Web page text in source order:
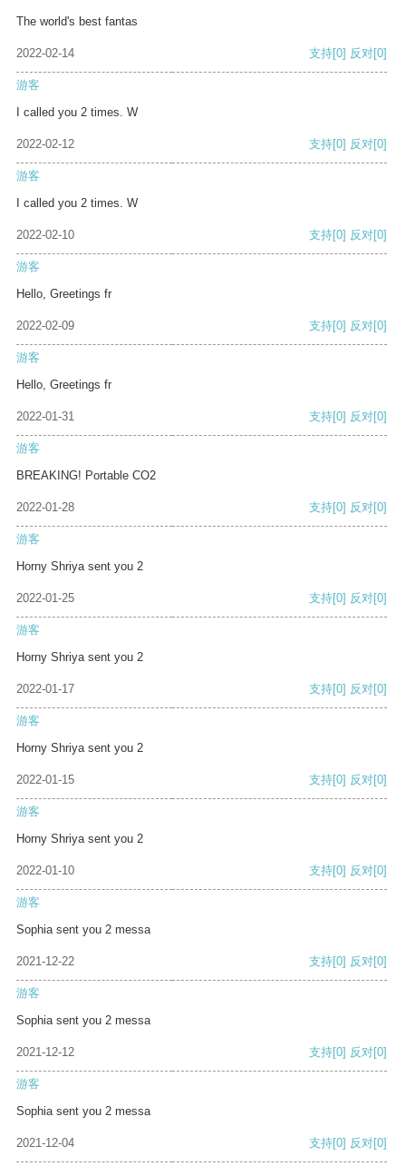
The world's best fantas
2022-02-14 支持[0] 反对[0]
游客
I called you 2 times. W
2022-02-12 支持[0] 反对[0]
游客
I called you 2 times. W
2022-02-10 支持[0] 反对[0]
游客
Hello, Greetings fr
2022-02-09 支持[0] 反对[0]
游客
Hello, Greetings fr
2022-01-31 支持[0] 反对[0]
游客
BREAKING! Portable CO2
2022-01-28 支持[0] 反对[0]
游客
Horny Shriya sent you 2
2022-01-25 支持[0] 反对[0]
游客
Horny Shriya sent you 2
2022-01-17 支持[0] 反对[0]
游客
Horny Shriya sent you 2
2022-01-15 支持[0] 反对[0]
游客
Horny Shriya sent you 2
2022-01-10 支持[0] 反对[0]
游客
Sophia sent you 2 messa
2021-12-22 支持[0] 反对[0]
游客
Sophia sent you 2 messa
2021-12-12 支持[0] 反对[0]
游客
Sophia sent you 2 messa
2021-12-04 支持[0] 反对[0]